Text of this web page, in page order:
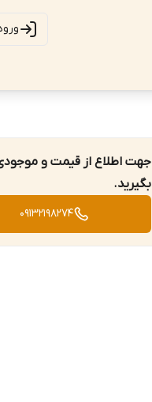
جهت اطلاع از قیمت و
بگیرید.
09132198274